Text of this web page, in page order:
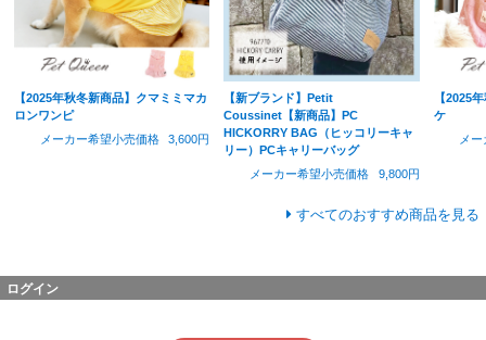
【2025年秋冬新商品】クマミミマカ
ロンワンピ
メーカー希望小売価格
3,600円
【新ブランド】Petit
Coussinet【新商品】PC
HICKORRY BAG（ヒッコリーキャ
リー）PCキャリーバッグ
メーカー希望小売価格
9,800円
【2025
ケ
メ
すべてのおすすめ商品を見る
ログイン